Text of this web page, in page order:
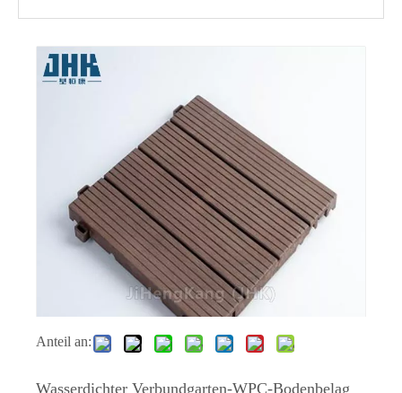
Grauer WPC-Boden für Außen- und Innentüren
Anteil an:
Wasserdichter Verbundgarten-WPC-Bodenbelag